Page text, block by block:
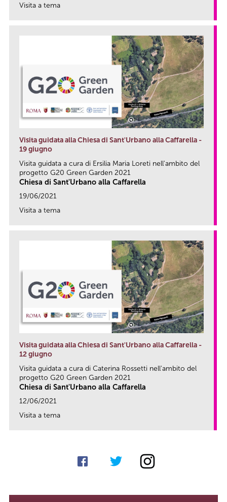
Visita a tema
Visita guidata alla Chiesa di Sant'Urbano alla Caffarella -
19 giugno
Visita guidata a cura di Ersilia Maria Loreti nell'ambito del
progetto G20 Green Garden 2021
Chiesa di Sant'Urbano alla Caffarella
19/06/2021
Visita a tema
Visita guidata alla Chiesa di Sant'Urbano alla Caffarella -
12 giugno
Visita guidata a cura di Caterina Rossetti nell'ambito del
progetto G20 Green Garden 2021
Chiesa di Sant'Urbano alla Caffarella
12/06/2021
Visita a tema